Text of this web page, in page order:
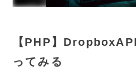
【PHP】
ってみる